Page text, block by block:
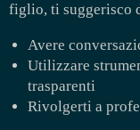
figlio, ti suggerisco
Avere
Utilizzare
trasparenti
Rivolgerti a